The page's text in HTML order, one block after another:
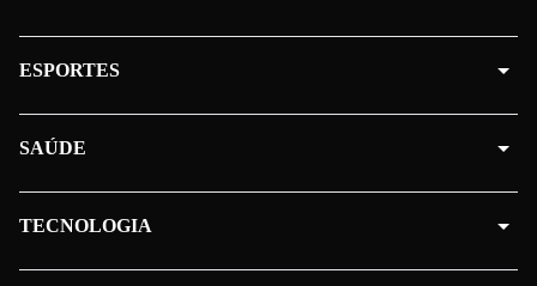
ESPORTES
SAÚDE
TECNOLOGIA